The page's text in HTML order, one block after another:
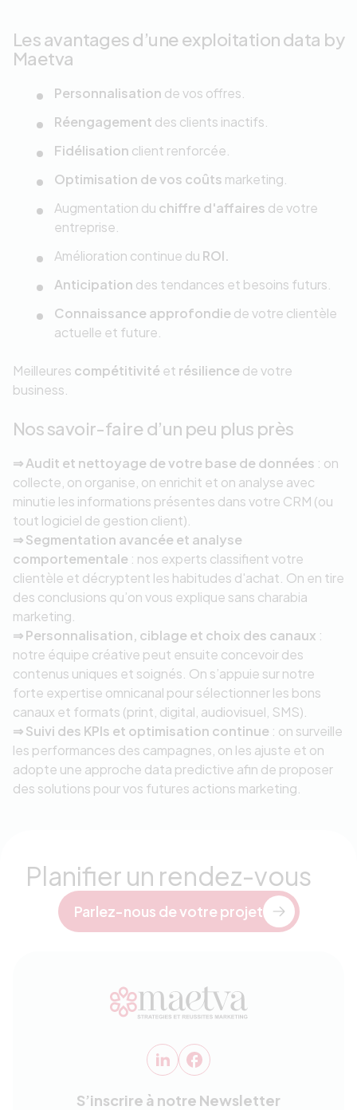
Les avantages d’une exploitation data by
Maetva
Personnalisation de vos offres.
Réengagement des clients inactifs.
Fidélisation client renforcée.
Optimisation de vos coûts marketing.
Augmentation du chiffre d'affaires de votre
entreprise.
Amélioration continue du ROI.
Anticipation des tendances et besoins futurs.
Connaissance approfondie de votre clientèle
actuelle et future.
Meilleures compétitivité et résilience de votre
business.
Nos savoir-faire d’un peu plus près
⇒ Audit et nettoyage de votre base de données : on
collecte, on organise, on enrichit et on analyse avec
minutie les informations présentes dans votre CRM (ou
tout logiciel de gestion client).
⇒ Segmentation avancée et analyse
comportementale : nos experts classifient votre
clientèle et décryptent les habitudes d'achat. On en tire
des conclusions qu’on vous explique sans charabia
marketing.
⇒ Personnalisation, ciblage et choix des canaux :
notre équipe créative peut ensuite concevoir des
contenus uniques et soignés. On s’appuie sur notre
forte expertise omnicanal pour sélectionner les bons
canaux et formats (print, digital, audiovisuel, SMS).
⇒ Suivi des KPIs et optimisation continue : on surveille
les performances des campagnes, on les ajuste et on
adopte une approche data predictive afin de proposer
des solutions pour vos futures actions marketing.
Planifier un rendez-vous
Parlez-nous de votre projet
S’inscrire à notre Newsletter